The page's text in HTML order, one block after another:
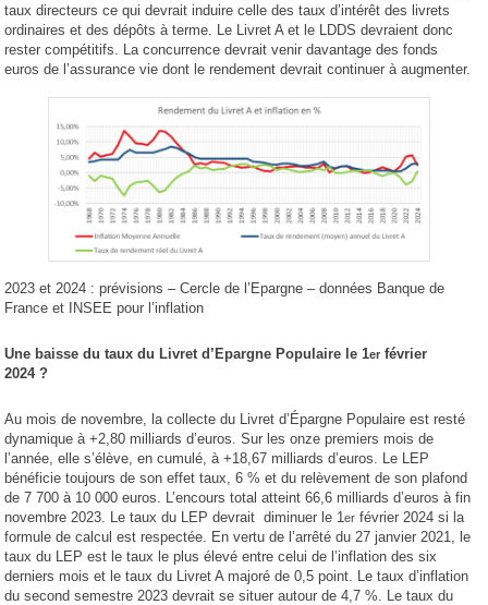
taux directeurs ce qui devrait induire celle des taux d’intérêt des livrets
ordinaires et des dépôts à terme. Le Livret A et le LDDS devraient donc
rester compétitifs. La concurrence devrait venir davantage des fonds
euros de l’assurance vie dont le rendement devrait continuer à augmenter.
2023 et 2024 : prévisions – Cercle de l’Epargne – données Banque de
France et INSEE pour l’inflation
Une baisse du taux du Livret d’Epargne Populaire le 1er février
2024 ?
Au mois de novembre, la collecte du Livret d’Épargne Populaire est resté
dynamique à +2,80 milliards d’euros. Sur les onze premiers mois de
l’année, elle s’élève, en cumulé, à +18,67 milliards d’euros. Le LEP
bénéficie toujours de son effet taux, 6 % et du relèvement de son plafond
de 7 700 à 10 000 euros. L’encours total atteint 66,6 milliards d’euros à fin
novembre 2023. Le taux du LEP devrait diminuer le 1er février 2024 si la
formule de calcul est respectée. En vertu de l’arrêté du 27 janvier 2021, le
taux du LEP est le taux le plus élevé entre celui de l’inflation des six
derniers mois et le taux du Livret A majoré de 0,5 point. Le taux d’inflation
du second semestre 2023 devrait se situer autour de 4,7 %. Le taux du